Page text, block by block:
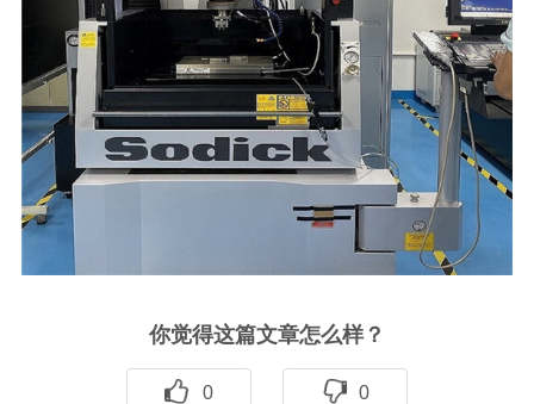
你觉得这篇文章怎么样？
0 0